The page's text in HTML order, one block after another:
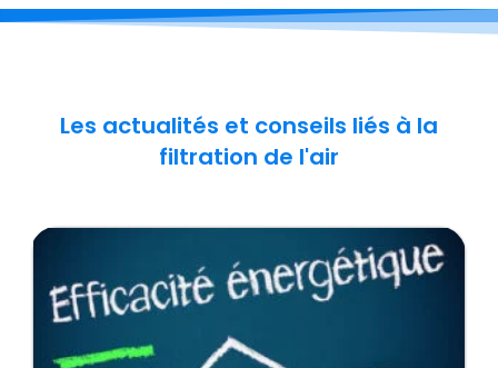
Les actualités et conseils liés à la
filtration de l'air